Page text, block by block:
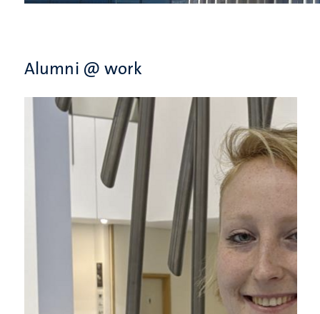
Alumni @ work